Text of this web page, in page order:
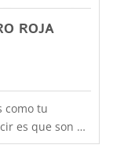
ROJA
es que son de
completo en